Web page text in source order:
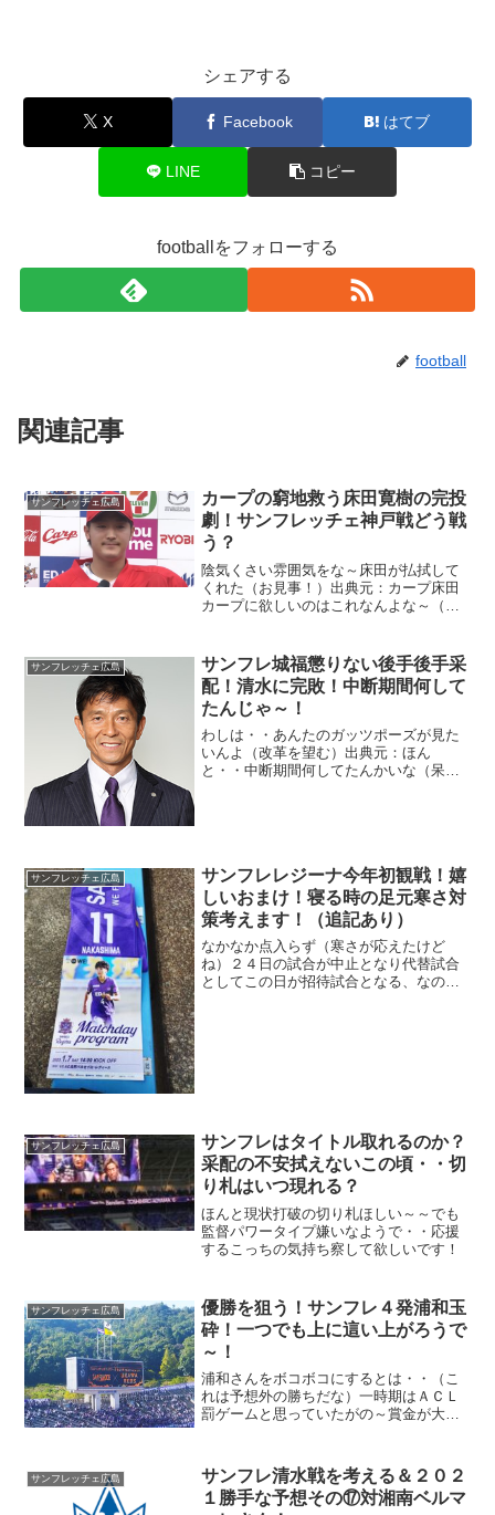
シェアする
X Facebook はてブ
LINE コピー
footballをフォローする
football
関連記事
サンフレッチェ広島
カープの窮地救う床田寛樹の完投
劇！サンフレッチェ神戸戦どう戦
う？
陰気くさい雰囲気をな～床田が払拭して
くれた（お見事！）出典元：カープ床田
カープに欲しいのはこれなんよな～（新
ゃ。
サンフレッチェ広島
サンフレ城福懲りない後手後手采
配！清水に完敗！中断期間何して
たんじゃ～！
わしは・・あんたのガッツポーズが見た
いんよ（改革を望む）出典元：ほん
と・・中断期間何してたんかいな（呆れ
サンフレッチェ広島
サンフレレジーナ今年初観戦！嬉
しいおまけ！寝る時の足元寒さ対
策考えます！（追記あり）
なかなか点入らず（寒さが応えたけど
ね）２４日の試合が中止となり代替試合
としてこの日が招待試合となる、なので
サンフレッチェ広島
サンフレはタイトル取れるのか？
采配の不安拭えないこの頃・・切
り札はいつ現れる？
ほんと現状打破の切り札ほしい～～でも
監督パワータイプ嫌いなようで・・応援
するこっちの気持ち察して欲しいです！
サンフレッチェ広島
優勝を狙う！サンフレ４発浦和玉
砕！一つでも上に這い上がろうで
～！
浦和さんをボコボコにするとは・・（こ
れは予想外の勝ちだな）一時期はＡＣＬ
罰ゲームと思っていたがの～賞金が大幅
がかなり楽になる、こういう環境な
ら・・まあいいとは思うように...
サンフレッチェ広島
サンフレ清水戦を考える＆２０２
１勝手な予想その⑰対湘南ベルマ